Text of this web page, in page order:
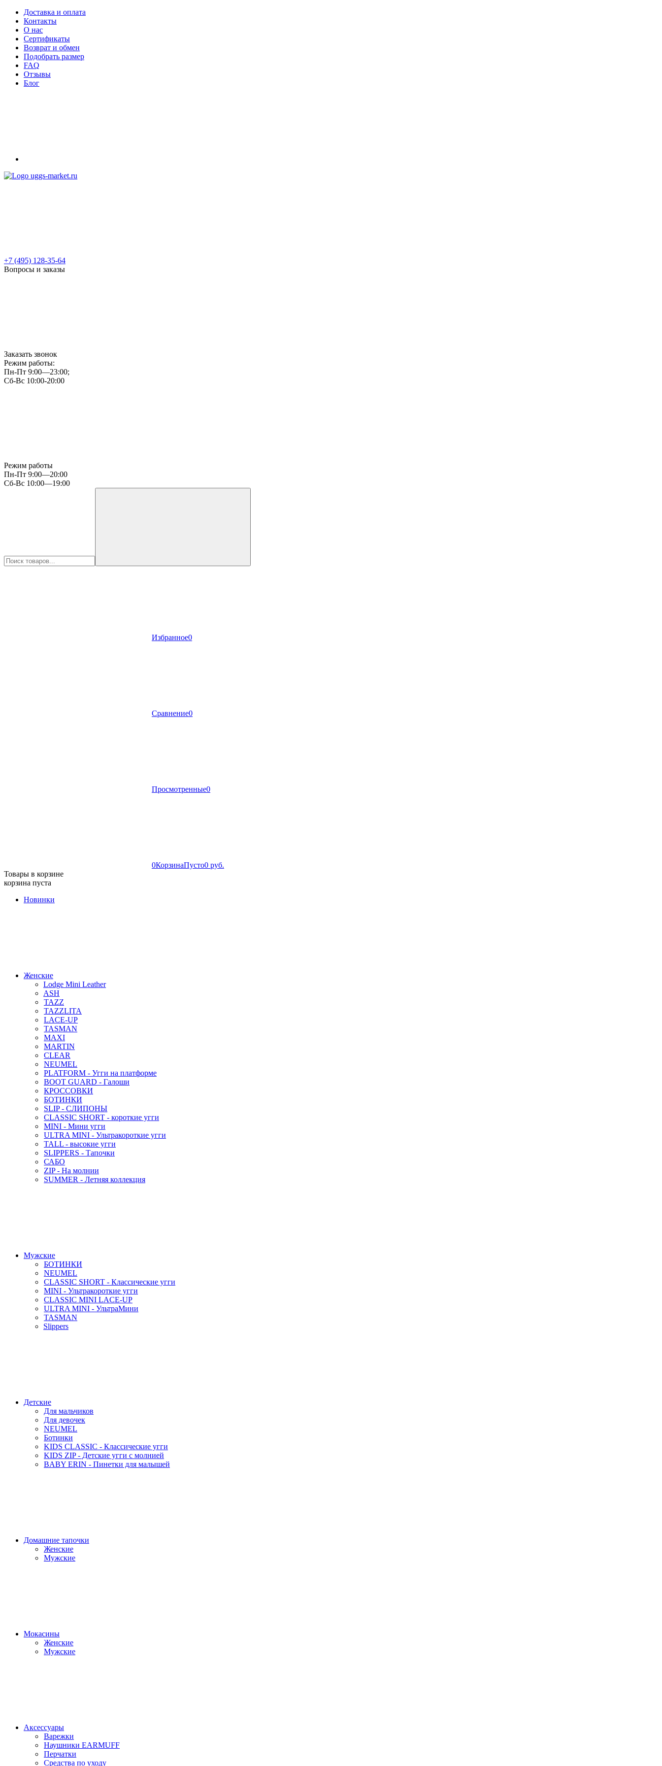
Доставка и оплата
Контакты
О нас
Сертификаты
Возврат и обмен
Подобрать размер
FAQ
Отзывы
Блог
+7 (495) 128-35-64
Вопросы и заказы
Заказать звонок
Режим работы:
Пн-Пт 9:00—23:00;
Сб-Вс 10:00-20:00
Режим работы
Пн-Пт 9:00—20:00
Сб-Вс 10:00—19:00
Избранное0
Сравнение0
Просмотренные0
0КорзинаПусто0 руб.
Товары в корзине
корзина пуста
Новинки
Женские
Lodge Mini Leather
ASH
TAZZ
TAZZLITA
LACE-UP
TASMAN
MAXI
MARTIN
CLEAR
NEUMEL
PLATFORM - Угги на платформе
BOOT GUARD - Галоши
КРОССОВКИ
БОТИНКИ
SLIP - СЛИПОНЫ
CLASSIC SHORT - короткие угги
MINI - Мини угги
ULTRA MINI - Ультракороткие угги
TALL - высокие угги
SLIPPERS - Тапочки
САБО
ZIP - На молнии
SUMMER - Летняя коллекция
Мужские
БОТИНКИ
NEUMEL
CLASSIC SHORT - Классические угги
MINI - Ультракороткие угги
CLASSIC MINI LACE-UP
ULTRA MINI - УльтраМини
TASMAN
Slippers
Детские
Для мальчиков
Для девочек
NEUMEL
Ботинки
KIDS CLASSIC - Классические угги
KIDS ZIP - Детские угги с молнией
BABY ERIN - Пинетки для малышей
Домашние тапочки
Женские
Мужские
Мокасины
Женские
Мужские
Аксессуары
Варежки
Наушники EARMUFF
Перчатки
Средства по уходу